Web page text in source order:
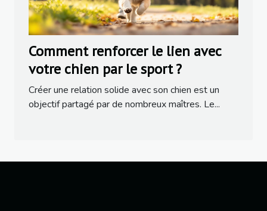
Comment renforcer le lien avec
votre chien par le sport ?
Créer une relation solide avec son chien est un
objectif partagé par de nombreux maîtres. Le...